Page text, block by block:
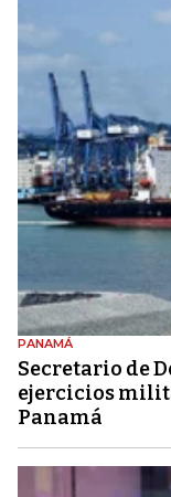
PANAMÁ
Secretario de
ejercicios
Panamá